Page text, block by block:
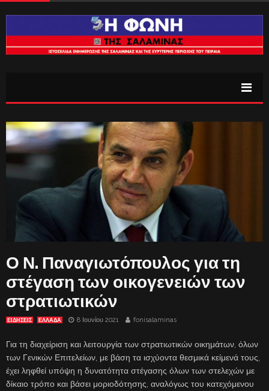
Ο Ν. Παναγιωτόπουλος για τη
στέγαση των οικογενειών των
στρατιωτικών
ΕΙΔΗΣΕΙΣ ΕΛΛΑΔΑ 8 Ιουνίου 2021 fonisalaminas
Για τη διαχείριση και λειτουργία των στρατιωτικών οικημάτων, όλων
των Γενικών Επιτελείων, με βάση τα ισχύοντα θεσμικά κείμενά τους,
έχει ληφθεί υπόψη η δυνατότητα στέγασης όλων των στελεχών με
δίκαιο τρόπο και βάσει μοριοδότησης, αναλόγως του κατεχόμενου